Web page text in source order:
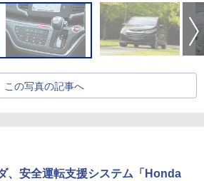
この写真の記事へ
、安全運転支援システム「Honda